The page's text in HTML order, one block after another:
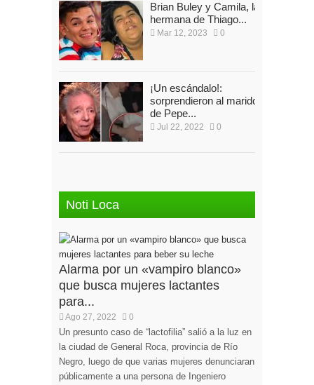
Brian Buley y Camila, la
hermana de Thiago...
Mar 12, 2023 0
¡Un escándalo!:
sorprendieron al marido
de Pepe...
Jul 22, 2022 0
Noti Loca
Alarma por un «vampiro blanco»
que busca mujeres lactantes
para...
Ago 27, 2022 0
Un presunto caso de “lactofilia” salió a la luz en
la ciudad de General Roca, provincia de Río
Negro, luego de que varias mujeres denunciaran
públicamente a una persona de Ingeniero